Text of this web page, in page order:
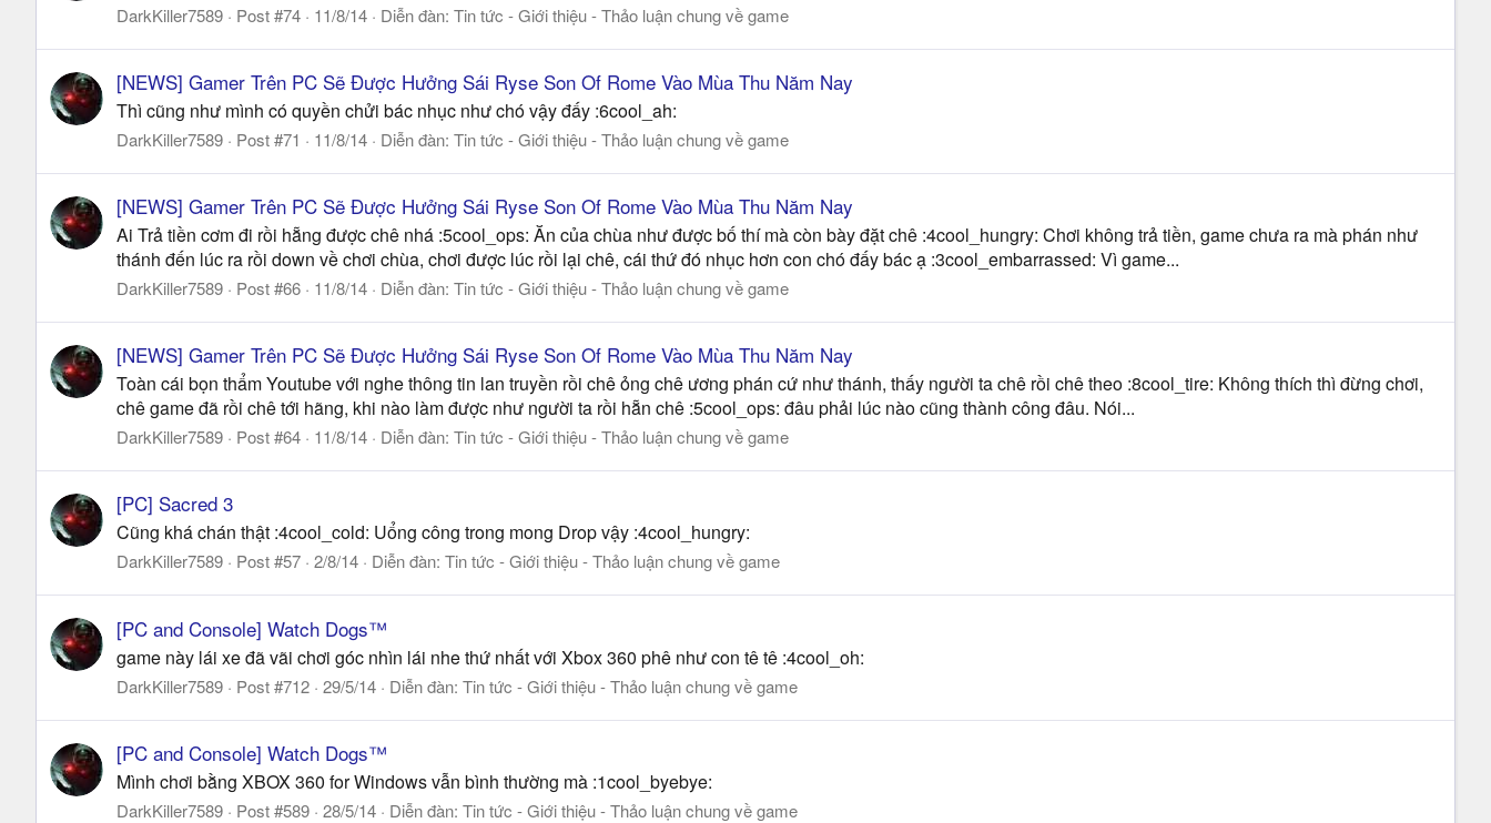
DarkKiller7589 Post #74 11/8/14 Diễn đàn: Tin tức - Giới thiệu - Thảo luận chung về game
[NEWS] Gamer Trên PC Sẽ Được Hưởng Sái Ryse Son Of Rome Vào Mùa Thu Năm Nay
Thì cũng như mình có quyền chửi bác nhục như chó vậy đấy :6cool_ah:
DarkKiller7589 Post #71 11/8/14 Diễn đàn: Tin tức - Giới thiệu - Thảo luận chung về game
[NEWS] Gamer Trên PC Sẽ Được Hưởng Sái Ryse Son Of Rome Vào Mùa Thu Năm Nay
Ai Trả tiền cơm đi rồi hẵng được chê nhá :5cool_ops: Ăn của chùa như được bố thí mà còn bày đặt chê :4cool_hungry: Chơi không trả tiền, game chưa ra mà phán như
thánh đến lúc ra rồi down về chơi chùa, chơi được lúc rồi lại chê, cái thứ đó nhục hơn con chó đấy bác ạ :3cool_embarrassed: Vì game...
DarkKiller7589 Post #66 11/8/14 Diễn đàn: Tin tức - Giới thiệu - Thảo luận chung về game
[NEWS] Gamer Trên PC Sẽ Được Hưởng Sái Ryse Son Of Rome Vào Mùa Thu Năm Nay
Toàn cái bọn thẩm Youtube với nghe thông tin lan truyền rồi chê ỏng chê ương phán cứ như thánh, thấy người ta chê rồi chê theo :8cool_tire: Không thích thì đừng chơi,
chê game đã rồi chê tới hãng, khi nào làm được như người ta rồi hẵn chê :5cool_ops: đâu phải lúc nào cũng thành công đâu. Nói...
DarkKiller7589 Post #64 11/8/14 Diễn đàn: Tin tức - Giới thiệu - Thảo luận chung về game
[PC] Sacred 3
Cũng khá chán thật :4cool_cold: Uổng công trong mong Drop vậy :4cool_hungry:
DarkKiller7589 Post #57 2/8/14 Diễn đàn: Tin tức - Giới thiệu - Thảo luận chung về game
[PC and Console] Watch Dogs™
game này lái xe đã vãi chơi góc nhìn lái nhe thứ nhất với Xbox 360 phê như con tê tê :4cool_oh:
DarkKiller7589 Post #712 29/5/14 Diễn đàn: Tin tức - Giới thiệu - Thảo luận chung về game
[PC and Console] Watch Dogs™
Mình chơi bằng XBOX 360 for Windows vẫn bình thường mà :1cool_byebye:
DarkKiller7589 Post #589 28/5/14 Diễn đàn: Tin tức - Giới thiệu - Thảo luận chung về game